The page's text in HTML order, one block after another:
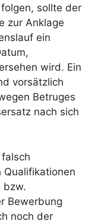
sollte der
zur Anklage
ein
wird. Ein
vorsätzlich
Betruges
nach sich
Qualifikationen
bzw.
Bewerbung
noch der